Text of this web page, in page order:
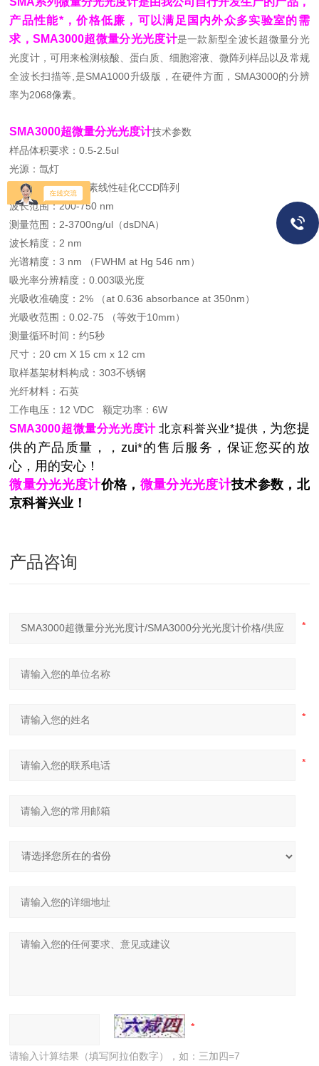
产品性能*，价格低廉，可以满足国内外众多实验室的需
求，SMA3000超微量分光光度计是一款新型全波长超微量分光
光度计，可用来检测核酸、蛋白质、细胞溶液、微阵列样品以及常规
全波长扫描等,是SMA1000升级版，在硬件方面，SMA3000的分辨
率为2068像素。
SMA3000超微量分光光度计技术参数
样品体积要求：0.5-2.5ul
光源：氙灯
探测器： 2068-元素线性硅化CCD阵列
波长范围：200-750 nm
测量范围：2-3700ng/ul（dsDNA）
波长精度：2 nm
光谱精度：3 nm （FWHM at Hg 546 nm）
吸光率分辨精度：0.003吸光度
光吸收准确度：2% （at 0.636 absorbance at 350nm）
光吸收范围：0.02-75 （等效于10mm）
测量循环时间：约5秒
尺寸：20 cm X 15 cm x 12 cm
取样基架材料构成：303不锈钢
光纤材料：石英
工作电压：12 VDC
额定功率：6W
SMA3000超微量分光光度计北京科誉兴业*提供， 为您提
供的产品质量，，zui*的售后服务，保证您买的放
心，用的安心！
微量分光光度计价格， 微量分光光度计技术参数，北
京科誉兴业！
产品咨询
请输入计算结果（填写阿拉伯数字），如：三加四=7